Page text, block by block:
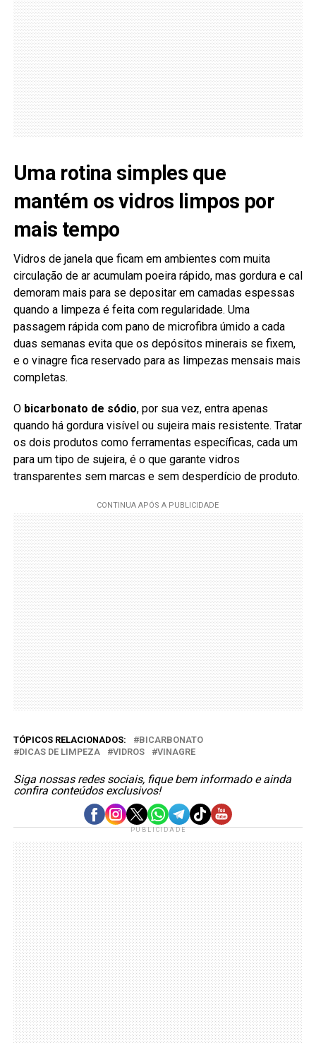
Uma rotina simples que
mantém os vidros limpos por
mais tempo
Vidros de janela que ficam em ambientes com muita
circulação de ar acumulam poeira rápido, mas gordura e cal
demoram mais para se depositar em camadas espessas
quando a limpeza é feita com regularidade. Uma
passagem rápida com pano de microfibra úmido a cada
duas semanas evita que os depósitos minerais se fixem,
e o vinagre fica reservado para as limpezas mensais mais
completas.
O bicarbonato de sódio, por sua vez, entra apenas
quando há gordura visível ou sujeira mais resistente. Tratar
os dois produtos como ferramentas específicas, cada um
para um tipo de sujeira, é o que garante vidros
transparentes sem marcas e sem desperdício de produto.
TÓPICOS RELACIONADOS:
BICARBONATO
DICAS DE LIMPEZA
VIDROS VINAGRE
Siga nossas redes sociais, fique bem informado e ainda
confira conteúdos exclusivos!
PUBLICIDADE